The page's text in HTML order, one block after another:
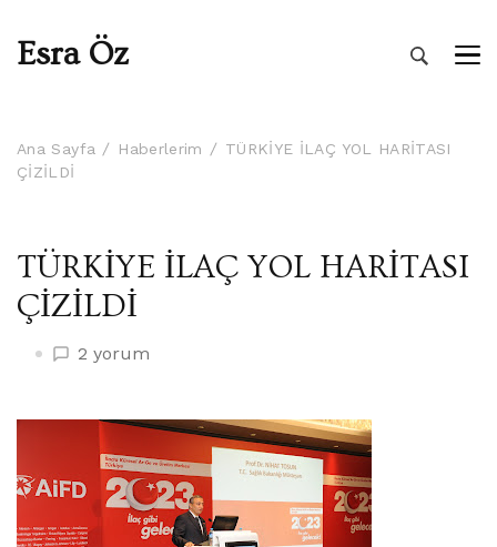
Esra Öz
Ana Sayfa Haberlerim
TÜRKİYE İLAÇ YOL HARİTASI
ÇİZİLDİ
TÜRKİYE İLAÇ YOL HARİTASI
ÇİZİLDİ
TÜRKİYE
HARİTASI
ÇİZİLDİ
için
2 yorum